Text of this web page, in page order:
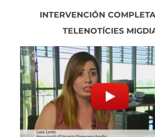
INTERVENCIÓN
TELENOTÍCIES